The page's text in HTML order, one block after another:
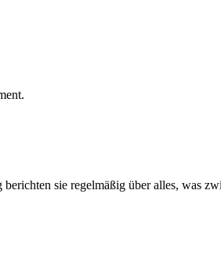
sie regelmäßig über alles, was